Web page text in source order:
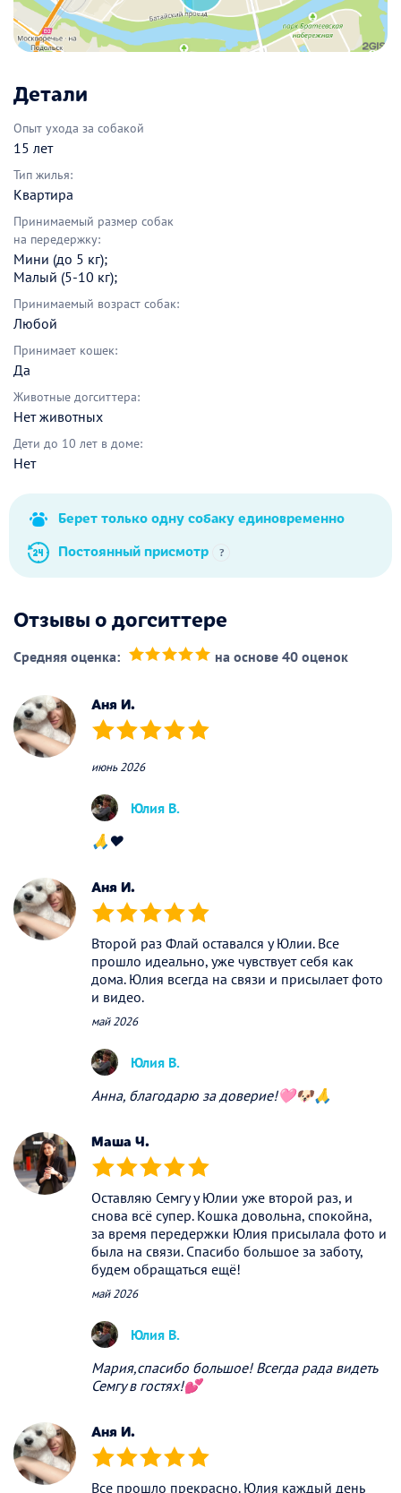
Детали
Опыт ухода за собакой
15 лет
Тип жилья:
Квартира
Принимаемый размер собак
на передержку:
Мини (до 5 кг);
Малый (5-10 кг);
Принимаемый возраст собак:
Любой
Принимает кошек:
Да
Животные догситтера:
Нет животных
Дети до 10 лет в доме:
Нет
Берет только одну собаку единовременно
Постоянный присмотр
?
Отзывы о догситтере
Средняя оценка: на основе 40 оценок
Аня И.
(*) (*) (*) (*) (*)
июнь 2026
Юлия В.
🙏❤️
Аня И.
(*) (*) (*) (*) (*)
Второй раз Флай оставался у Юлии. Все
прошло идеально, уже чувствует себя как
дома. Юлия всегда на связи и присылает фото
и видео.
май 2026
Юлия В.
Анна, благодарю за доверие!🩷🐶🙏
Маша Ч.
(*) (*) (*) (*) (*)
Оставляю Семгу у Юлии уже второй раз, и
снова всё супер. Кошка довольна, спокойна,
за время передержки Юлия присылала фото и
была на связи. Спасибо большое за заботу,
будем обращаться ещё!
май 2026
Юлия В.
Мария,спасибо большое! Всегда рада видеть
Семгу в гостях!💕
Аня И.
(*) (*) (*) (*) (*)
Все прошло прекрасно. Юлия каждый день